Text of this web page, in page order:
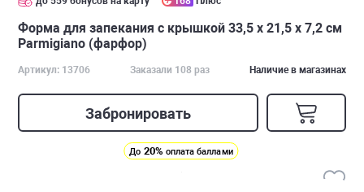
Форма для запекания с крышкой 33,5 х 21,5 х 7,2 см
Parmigiano (фарфор)
Артикул: 13706 Заказали 108 раз Наличие в магазинах
Забронировать
До 20% оплата баллами